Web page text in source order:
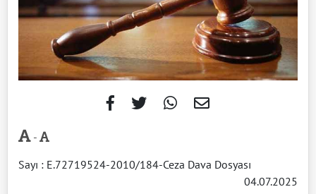
-
Sayı : E.72719524-2010/184-Ceza Dava Dosyası
04.07.2025